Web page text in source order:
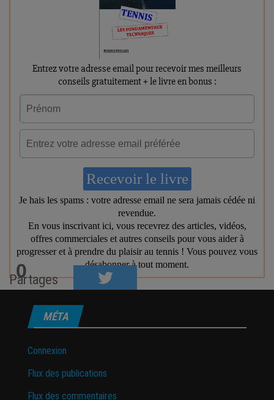
0
Partages
MÉTA
Connexion
Flux des publications
Flux des commentaires